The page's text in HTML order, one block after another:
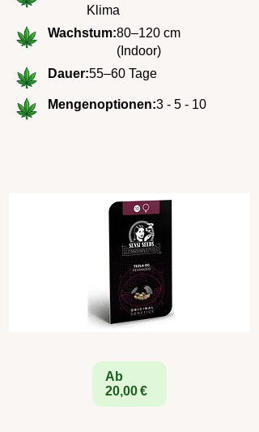
Klima
Wachstum:80–120 cm
(Indoor)
Dauer:55–60 Tage
Mengenoptionen:3 - 5 - 10
Ab
20,00 €